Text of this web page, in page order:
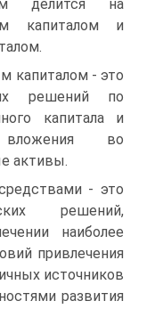
делится на
капиталом и
капиталом - это
решений по
капитала и
во
активы.
- это
решений,
наиболее
привлечения
источников
развития